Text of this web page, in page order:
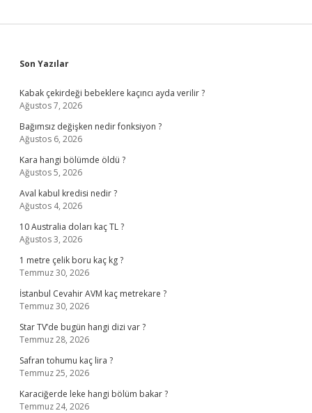
Sidebar
Son Yazılar
Kabak çekirdeği bebeklere kaçıncı ayda verilir ?
Ağustos 7, 2026
Bağımsız değişken nedir fonksiyon ?
Ağustos 6, 2026
Kara hangi bölümde öldü ?
Ağustos 5, 2026
Aval kabul kredisi nedir ?
Ağustos 4, 2026
10 Australia doları kaç TL ?
Ağustos 3, 2026
1 metre çelik boru kaç kg ?
Temmuz 30, 2026
İstanbul Cevahir AVM kaç metrekare ?
Temmuz 30, 2026
Star TV’de bugün hangi dizi var ?
Temmuz 28, 2026
Safran tohumu kaç lira ?
Temmuz 25, 2026
Karaciğerde leke hangi bölüm bakar ?
Temmuz 24, 2026